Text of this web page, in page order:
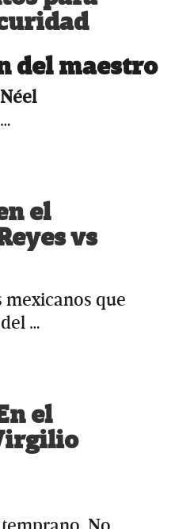
del maestro
el
vs
mexicanos que
…
el